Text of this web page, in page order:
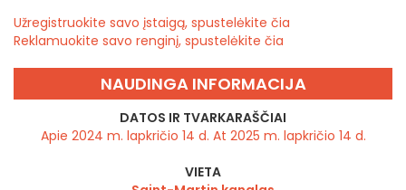
Užregistruokite savo įstaigą, spustelėkite čia
Reklamuokite savo renginį, spustelėkite čia
NAUDINGA INFORMACIJA
DATOS IR TVARKARAŠČIAI
Apie 2024 m. lapkričio 14 d. At 2025 m. lapkričio 14 d.
VIETA